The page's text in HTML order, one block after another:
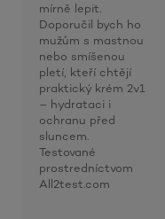
mírně lepit.
Doporučil bych ho
mužům s mastnou
nebo smíšenou
pletí, kteří chtějí
praktický krém 2v1
– hydrataci i
ochranu před
sluncem.
Testované
prostredníctvom
All2test.com